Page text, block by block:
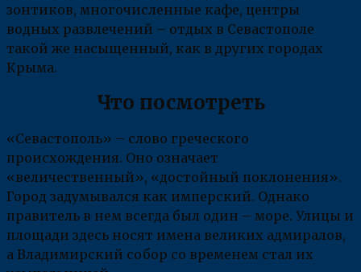
зонтиков, многочисленные кафе, центры
водных развлечений – отдых в Севастополе
такой же насыщенный, как в других городах
Крыма.
Что посмотреть
«Севастополь» – слово греческого
происхождения. Оно означает
«величественный», «достойный поклонения».
Город задумывался как имперский. Однако
правитель в нем всегда был один – море. Улицы и
площади здесь носят имена великих адмиралов,
а Владимирский собор со временем стал их